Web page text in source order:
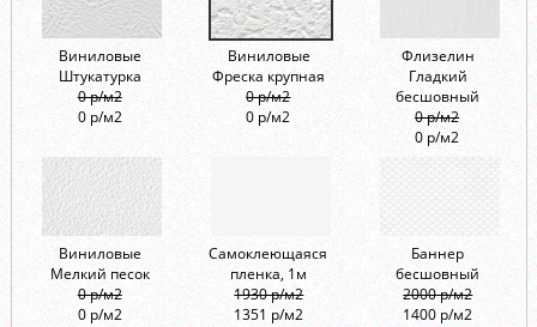
Виниловые
Штукатурка
0 р/м2
0 р/м2
Виниловые
Фреска крупная
0 р/м2
0 р/м2
Флизелин
Гладкий
бесшовный
0 р/м2
0 р/м2
Виниловые
Мелкий песок
0 р/м2
0 р/м2
Самоклеющаяся
пленка, 1м
1930 р/м2
1351 р/м2
Баннер
бесшовный
2000 р/м2
1400 р/м2